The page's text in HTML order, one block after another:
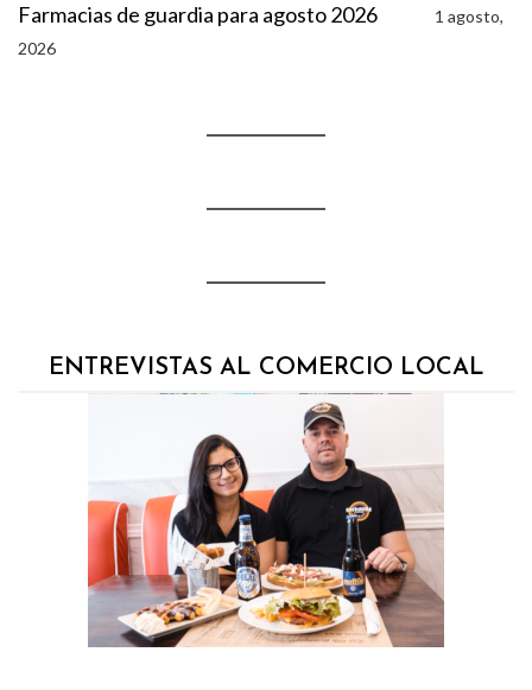
Farmacias de guardia para agosto 2026
1 agosto,
2026
ENTREVISTAS AL COMERCIO LOCAL